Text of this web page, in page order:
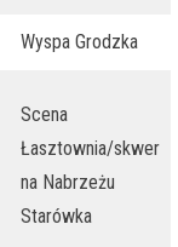
Wyspa Grodzka
Scena
Łasztownia/skwer
na Nabrzeżu
Starówka